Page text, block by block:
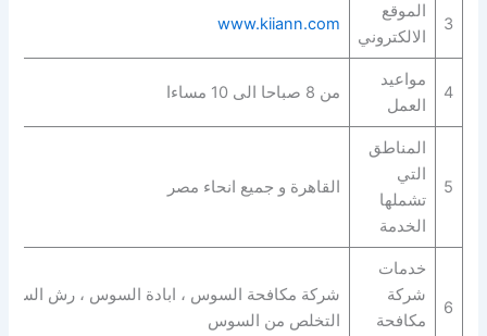
3
الموقع
الالكتروني
www.kiiann.com
4
مواعيد
العمل
من 8 صباحا الى 10 مساءا
5
المناطق
التي
تشملها
الخدمة
القاهرة و جميع انحاء مصر
6
خدمات
شركة
مكافحة
شركة مكافحة السوس ، ابادة السوس ، رش
التخلص من السوس